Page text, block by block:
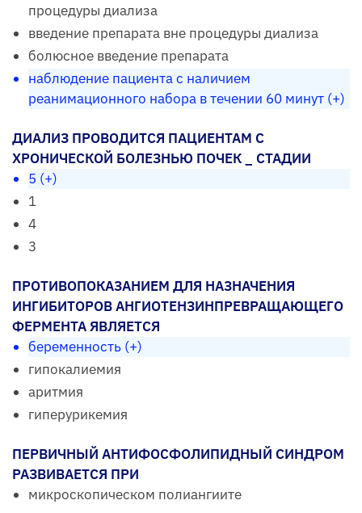
процедуры диализа
введение препарата вне процедуры диализа
болюсное введение препарата
наблюдение пациента с наличием
реанимационного набора в течении 60 минут (+)
ДИАЛИЗ ПРОВОДИТСЯ ПАЦИЕНТАМ С
ХРОНИЧЕСКОЙ БОЛЕЗНЬЮ ПОЧЕК _ СТАДИИ
5 (+)
1
4
3
ПРОТИВОПОКАЗАНИЕМ ДЛЯ НАЗНАЧЕНИЯ
ИНГИБИТОРОВ АНГИОТЕНЗИНПРЕВРАЩАЮЩЕГО
ФЕРМЕНТА ЯВЛЯЕТСЯ
беременность (+)
гипокалиемия
аритмия
гиперурикемия
ПЕРВИЧНЫЙ АНТИФОСФОЛИПИДНЫЙ СИНДРОМ
РАЗВИВАЕТСЯ ПРИ
микроскопическом полиангиите